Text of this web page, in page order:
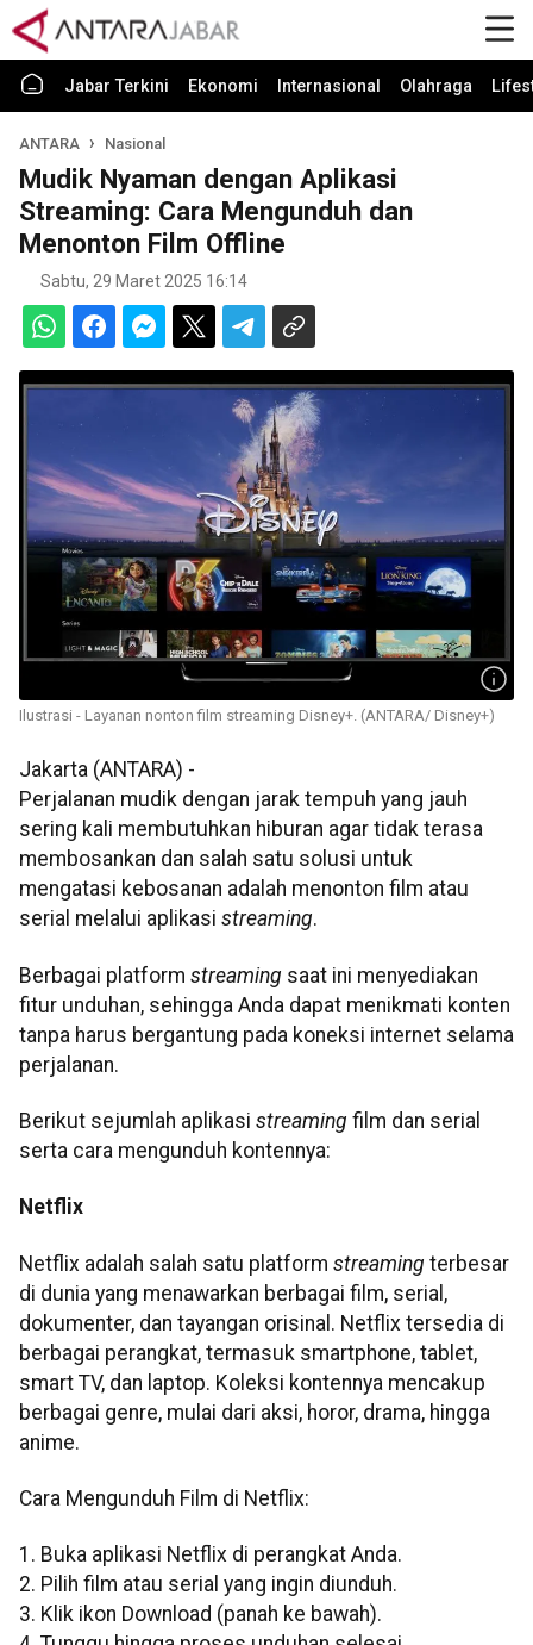
Jabar Terkini Ekonomi Internasional Olahraga
ANTARA Nasional
Mudik Nyaman dengan Aplikasi
Streaming: Cara Mengunduh dan
Menonton Film Offline
Sabtu, 29 Maret 2025 16:14
Ilustrasi - Layanan nonton film streaming Disney+. (ANTARA/ Disney+)
Jakarta (ANTARA) -
Perjalanan mudik dengan jarak tempuh yang jauh
sering kali membutuhkan hiburan agar tidak terasa
membosankan dan salah satu solusi untuk
mengatasi kebosanan adalah menonton film atau
serial melalui aplikasi streaming.
Berbagai platform streaming saat ini menyediakan
fitur unduhan, sehingga Anda dapat menikmati konten
tanpa harus bergantung pada koneksi internet selama
perjalanan.
Berikut sejumlah aplikasi streaming film dan serial
serta cara mengunduh kontennya:
Netflix
Netflix adalah salah satu platform streaming terbesar
di dunia yang menawarkan berbagai film, serial,
dokumenter, dan tayangan orisinal. Netflix tersedia di
berbagai perangkat, termasuk smartphone, tablet,
smart TV, dan laptop. Koleksi kontennya mencakup
berbagai genre, mulai dari aksi, horor, drama, hingga
anime.
Cara Mengunduh Film di Netflix:
1. Buka aplikasi Netflix di perangkat Anda.
2. Pilih film atau serial yang ingin diunduh.
3. Klik ikon Download (panah ke bawah).